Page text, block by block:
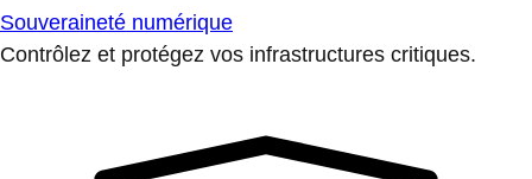
Souveraineté numérique
Contrôlez et protégez vos infrastructures critiques.